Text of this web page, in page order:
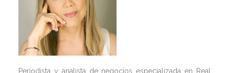
Periodista y analista de negocios especializada en Real